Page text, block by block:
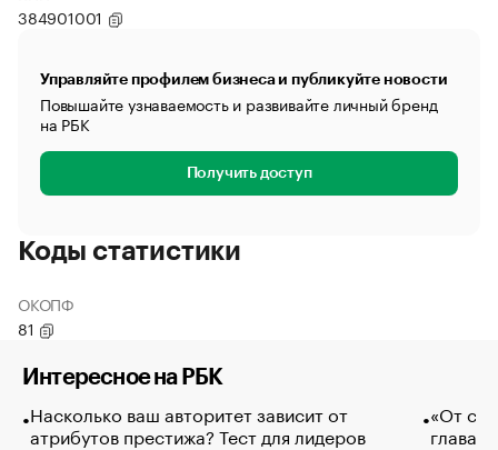
384901001
Управляйте профилем бизнеса и публикуйте новости
Повышайте узнаваемость и развивайте личный бренд
на РБК
Получить доступ
Коды статистики
ОКОПФ
81
Интересное на РБК
Насколько ваш авторитет зависит от
атрибутов престижа? Тест для лидеров
«От
глава